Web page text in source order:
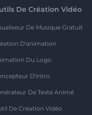
De Création Vidéo
De Musique Gratuit
D'animation
Du Logo
D'intro
De Texte Animé
De Création Vidéo